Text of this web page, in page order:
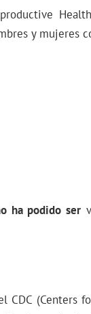
y mujeres
ha podido ser
CDC (Centers